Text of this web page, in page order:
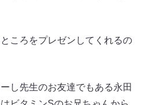
ころをプレゼンしてくれるの
し先生のお友達でもある永田